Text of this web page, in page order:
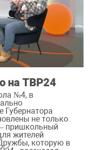
на ТВР24
№4, в
Губернатора
не только
пришкольный
жителей
которую в